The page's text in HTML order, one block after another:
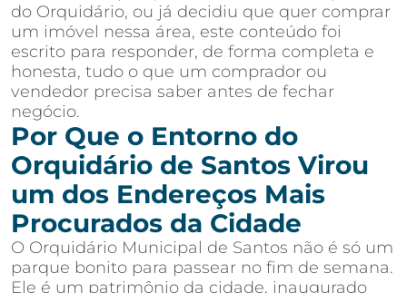
do Orquidário, ou já decidiu que quer comprar
um imóvel nessa área, este conteúdo foi
escrito para responder, de forma completa e
honesta, tudo o que um comprador ou
vendedor precisa saber antes de fechar
negócio.
Por Que o Entorno do
Orquidário de Santos Virou
um dos Endereços Mais
Procurados da Cidade
O Orquidário Municipal de Santos não é só um
parque bonito para passear no fim de semana.
Ele é um patrimônio da cidade, inaugurado